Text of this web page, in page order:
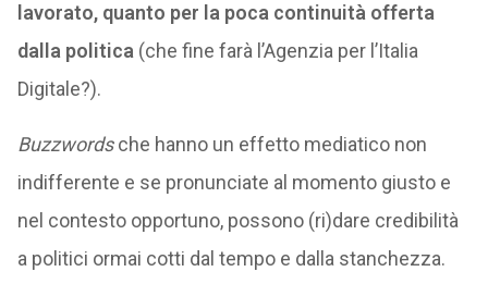
lavorato, quanto per la poca continuità offerta
dalla politica (che fine farà l’Agenzia per l’Italia
Digitale?).
Buzzwordsche hanno un effetto mediatico non
indifferente e se pronunciate al momento giusto e
nel contesto opportuno, possono (ri)dare credibilità
a politici ormai cotti dal tempo e dalla stanchezza.